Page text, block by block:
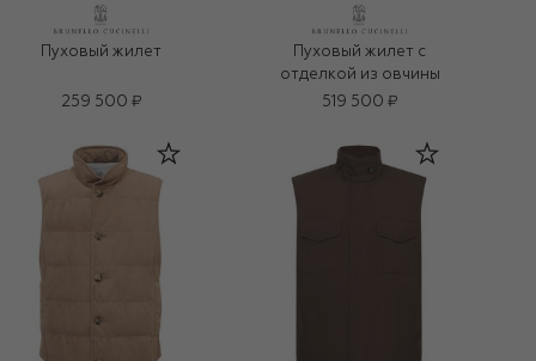
Пуховый жилет
259 500 ₽
Пуховый жилет с
отделкой из овчины
519 500 ₽